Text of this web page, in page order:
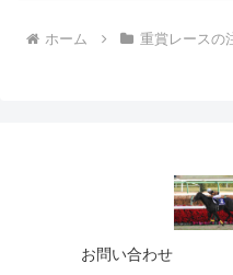
ホーム 重賞レースの
お問い合わせ